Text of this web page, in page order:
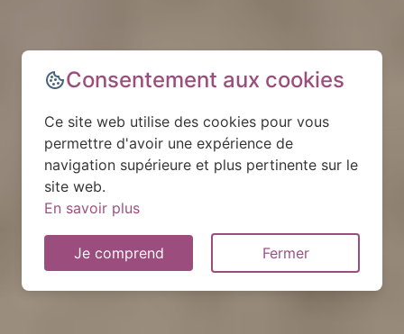
Consentement aux cookies
Ce site web utilise des cookies pour vous
permettre d'avoir une expérience de
navigation supérieure et plus pertinente sur le
site web.
En savoir plus
Je comprend Fermer